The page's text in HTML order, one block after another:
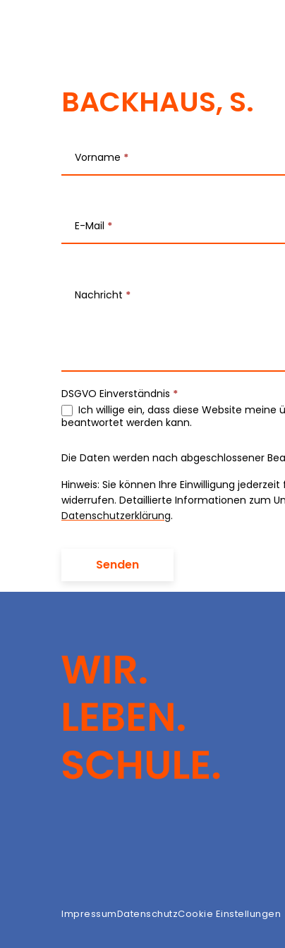
BACKHAUS, S.
-
a
k
t
Vorname *
E-Mail *
Nachricht *
DSGVO Einverständnis *
Ich willige ein, dass diese Website
beantwortet werden kann.
Die Daten werden nach abgeschlossener
Hinweis: Sie können Ihre Einwilligung
widerrufen. Detaillierte Informationen zum
Datenschutzerklärung.
Senden
ImpressumDatenschutzCookie Einstellungen